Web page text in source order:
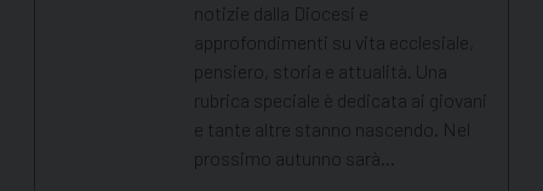
notizie dalla Diocesi e
approfondimenti su vita ecclesiale,
pensiero, storia e attualità. Una
rubrica speciale è dedicata ai giovani
e tante altre stanno nascendo. Nel
prossimo autunno sarà…